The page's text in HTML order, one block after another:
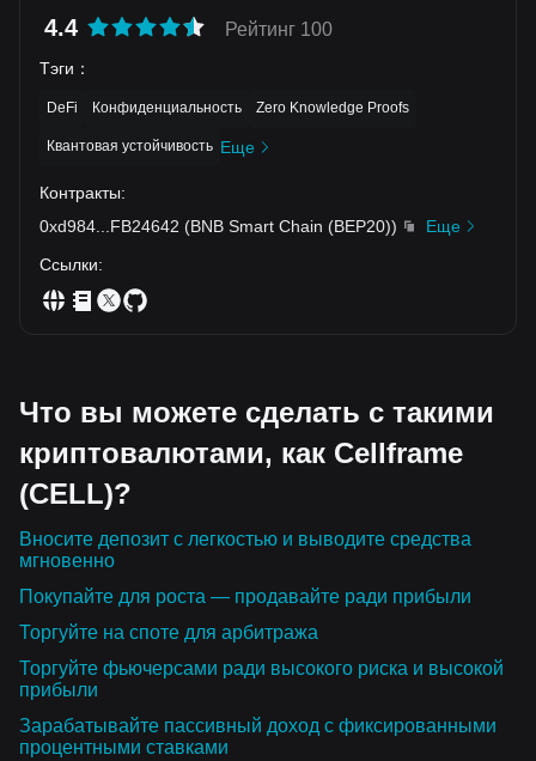
4.4 Рейтинг 100
Тэги ：
DeFi Конфиденциальность Zero Knowledge Proofs
Квантовая устойчивость Еще
Контракты:
0xd984
FB24642 (BNB Smart Chain (BEP20))
Еще
Ссылки:
Что вы можете сделать с такими
криптовалютами, как Cellframe
(CELL)?
Вносите депозит с легкостью и выводите средства
мгновенно
Покупайте для роста — продавайте ради прибыли
Торгуйте на споте для арбитража
Торгуйте фьючерсами ради высокого риска и высокой
прибыли
Зарабатывайте пассивный доход с фиксированными
процентными ставками